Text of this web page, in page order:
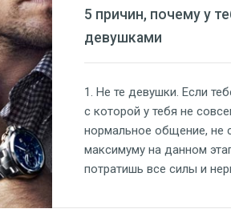
5 причин, почему у
девушками
1. Не те девушки. Если
с которой у тебя не
нормальное общение, не
максимуму на данном
потратишь все силы и
меняется конечная цель